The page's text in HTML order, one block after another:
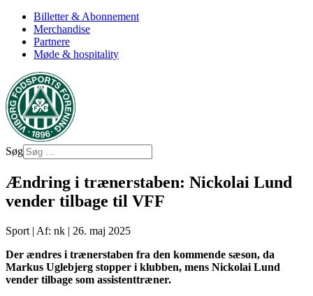
Billetter & Abonnement
Merchandise
Partnere
Møde & hospitality
Søg
Ændring i trænerstaben: Nickolai Lund
vender tilbage til VFF
Sport | Af: nk | 26. maj 2025
Der ændres i trænerstaben fra den kommende sæson, da
Markus Uglebjerg stopper i klubben, mens Nickolai Lund
vender tilbage som assistenttræner.